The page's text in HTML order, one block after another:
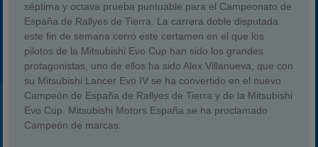
séptima y octava prueba puntuable para el Campeonato de
España de Rallyes de Tierra. La carrera doble disputada
este fin de semana cerró este certamen en el que los
pilotos de la Mitsubishi Evo Cup han sido los grandes
protagonistas, uno de ellos ha sido Alex Villanueva, que con
su Mitsubishi Lancer Evo IV se ha convertido en el nuevo
Campeón de España de Rallyes de Tierra y de la Mitsubishi
Evo Cup. Mitsubishi Motors España se ha proclamado
Campeón de marcas.